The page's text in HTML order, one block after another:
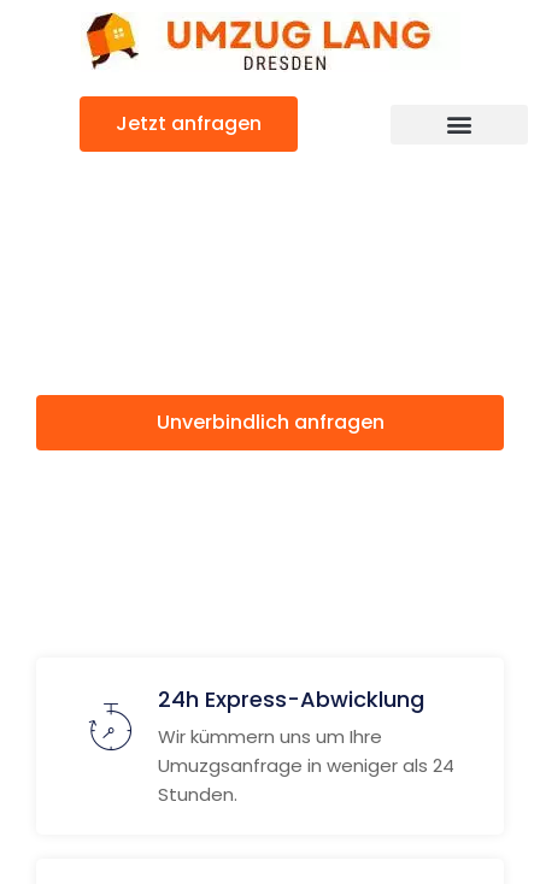
Jetzt anfragen
Unverbindlich anfragen
24h Express-Abwicklung
Wir kümmern uns um Ihre
Umuzgsanfrage in weniger als 24
Stunden.